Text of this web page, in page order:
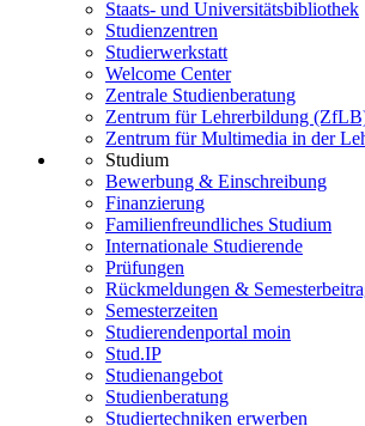
Staats- und Universitätsbibliothek
Studienzentren
Studierwerkstatt
Welcome Center
Zentrale Studienberatung
Zentrum für Lehrerbildung
Zentrum für Multimedia in der
Studium
Bewerbung & Einschreibung
Finanzierung
Familienfreundliches Studium
Internationale Studierende
Prüfungen
Rückmeldungen &
Semesterzeiten
Studierendenportal moin
Stud.IP
Studienangebot
Studienberatung
Studiertechniken erwerben